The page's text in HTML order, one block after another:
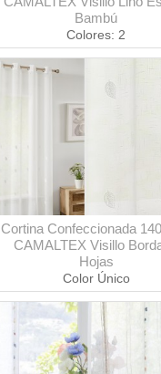
Bambú
Colores: 2
Cortina Confeccionada
CAMALTEX Visillo
Hojas
Color Único